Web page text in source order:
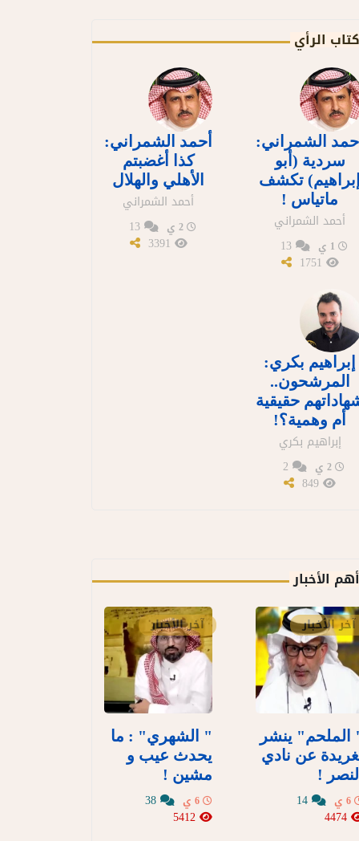
كتاب الرأي
الشمراني:
سردية (أبو
تكشف
ماتياس !
أحمد الشمراني
13
أحمد الشمراني:
كذا أغضبتم
الأهلي والهلال
أحمد الشمراني
2 ي 13
إبراهيم بكري:
المرشحون..
حقيقية
أم وهمية؟!
إبراهيم بكري
أهم الأخبار
آخر الأخبار
الملحم" ينشر
عن نادي
!
آخر الأخبار
" الشهري" : ما
يحدث عيب و
مشين !